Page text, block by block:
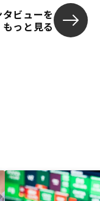
ビューを
もっと見る